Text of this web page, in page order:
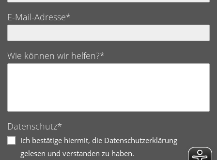
E-Mail-Adresse*
Wie können wir helfen?*
Datenschutz*
Ich bestätige hiermit, die Datenschutzerklärung
gelesen und verstanden zu haben.